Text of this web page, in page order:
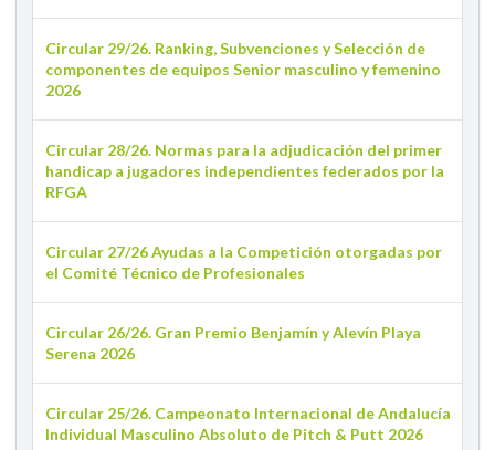
Circular 29/26. Ranking, Subvenciones y Selección de
componentes de equipos Senior masculino y femenino
2026
Circular 28/26. Normas para la adjudicación del primer
handicap a jugadores independientes federados por la
RFGA
Circular 27/26 Ayudas a la Competición otorgadas por
el Comité Técnico de Profesionales
Circular 26/26. Gran Premio Benjamín y Alevín Playa
Serena 2026
Circular 25/26. Campeonato Internacional de Andalucía
Individual Masculino Absoluto de Pitch & Putt 2026